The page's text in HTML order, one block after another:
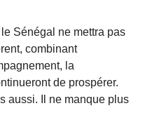
Sénégal ne mettra pas
combinant
la
de prospérer.
aussi. Il ne manque plus